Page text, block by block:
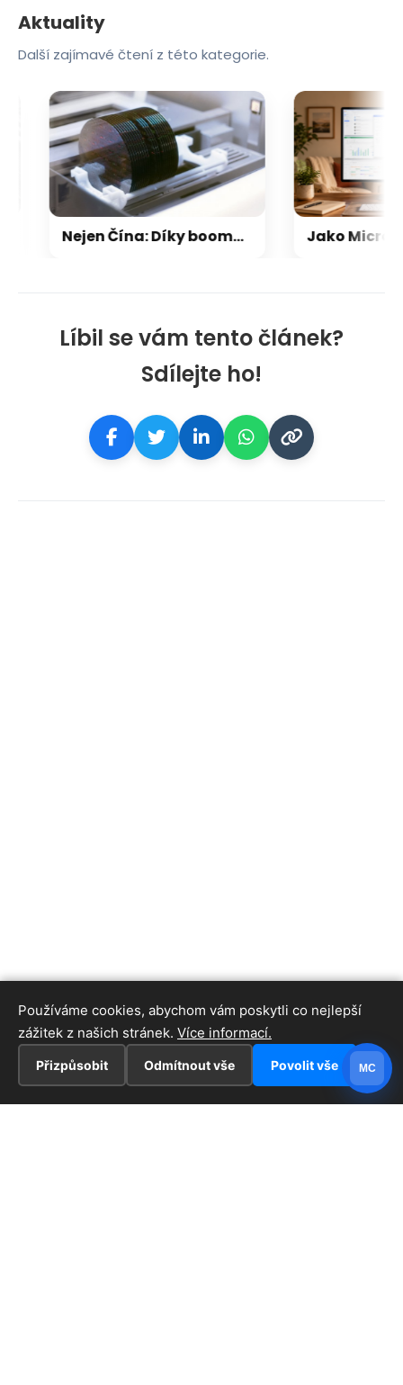
Líbil se vám tento článek?
Sdílejte ho!
Aktuality
Další zajímavé čtení z této kategorie.
Nejen Čína: Díky boomu AI se mezi výrobci pamětí (opět) dostane jedno nečekané jméno
Používáme cookies, abychom vám poskytli co nejlepší
zážitek z našich stránek. Více informací.
Přizpůsobit Odmítnout vše Povolit vše MC